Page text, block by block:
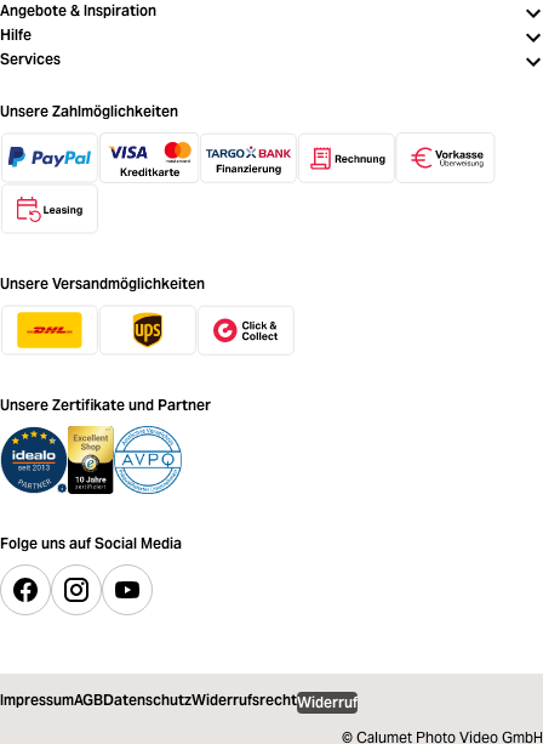
Angebote & Inspiration
Hilfe
Services
Unsere Zahlmöglichkeiten
Unsere Versandmöglichkeiten
Unsere Zertifikate und Partner
Folge uns auf Social Media
ImpressumAGBDatenschutzWiderrufsrechtWiderruf
© Calumet Photo Video GmbH